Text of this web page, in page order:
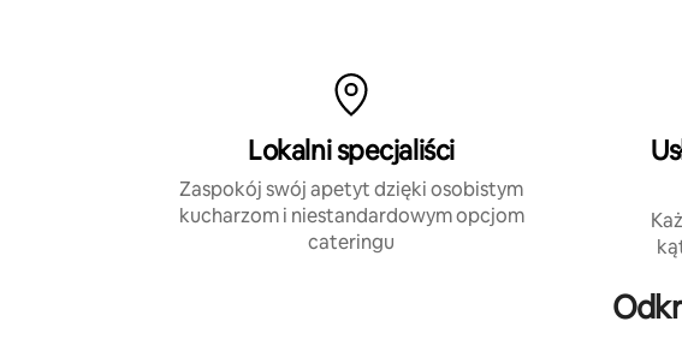
Lokalni specjaliści
Zaspokój swój apetyt dzięki osobistym
kucharzom i niestandardowym opcjom
cateringu